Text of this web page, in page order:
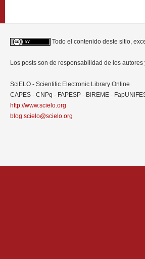
Todo el contenido deste sitio,
Los posts son de responsabilidad de los
SciELO - Scientific Electronic Library Online
CAPES - CNPq - FAPESP - BIREME -
http://www.scielo.org
blog.scielo@scielo.org